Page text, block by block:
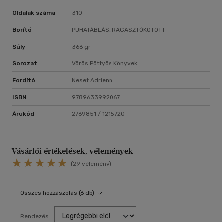
14 éves kortól ajánljuk!
Oldalak száma: 310
Borító PUHATÁBLÁS, RAGASZTÓKÖTÖTT
Súly 366 gr
Sorozat Vörös Pöttyös Könyvek
Fordító Neset Adrienn
ISBN 9789633992067
Árukód 2769851 / 1215720
Vásárlói értékelések, vélemények
(29 vélemény)
Összes hozzászólás (6 db)
Rendezés: